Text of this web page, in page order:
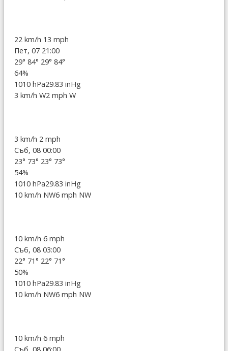
22 km/h 13 mph
Пет, 07 21:00
29° 84° 29° 84°
64%
1010 hPa29.83 inHg
3 km/h W2 mph W
3 km/h 2 mph
Съб, 08 00:00
23° 73° 23° 73°
54%
1010 hPa29.83 inHg
10 km/h NW6 mph NW
10 km/h 6 mph
Съб, 08 03:00
22° 71° 22° 71°
50%
1010 hPa29.83 inHg
10 km/h NW6 mph NW
10 km/h 6 mph